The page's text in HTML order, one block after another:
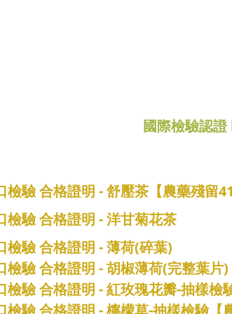
國際檢驗認證
檢驗 合格證明 - 舒壓茶【農藥殘留
檢驗 合格證明 - 洋甘菊花茶
檢驗 合格證明 - 薄荷(碎葉)
檢驗 合格證明 - 胡椒薄荷(完整葉片)
檢驗 合格證明 - 紅玫瑰花瓣-抽樣檢
檢驗 合格證明 - 檸檬草-抽樣檢驗【